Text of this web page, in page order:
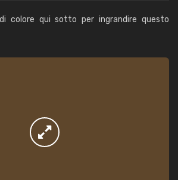
colore qui sotto per ingrandire questo